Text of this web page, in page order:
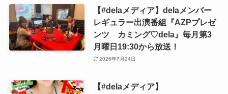
【#delaメディア】delaメンバー
レギュラー出演番組『AZPプレゼ
ンツ カミング♡dela』毎月第3
月曜日19:30から放送！
2026年7月24日
【#delaメディア】